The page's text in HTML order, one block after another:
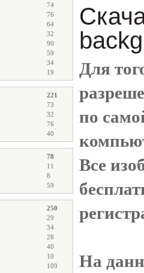
74
76
64
32
90
59
34
19
221
73
32
76
40
78
11
8
59
250
29
34
28
40
10
109
Для
по
Все
На